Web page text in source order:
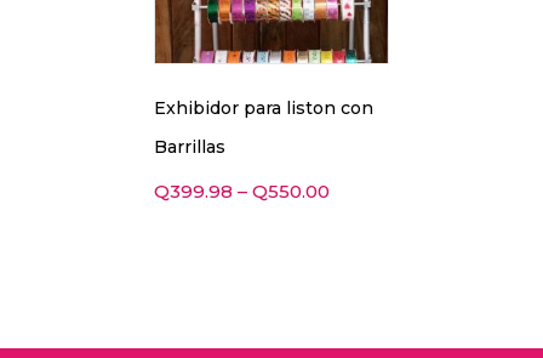
Exhibidor para liston con
Barrillas
Q399.98 – Q550.00